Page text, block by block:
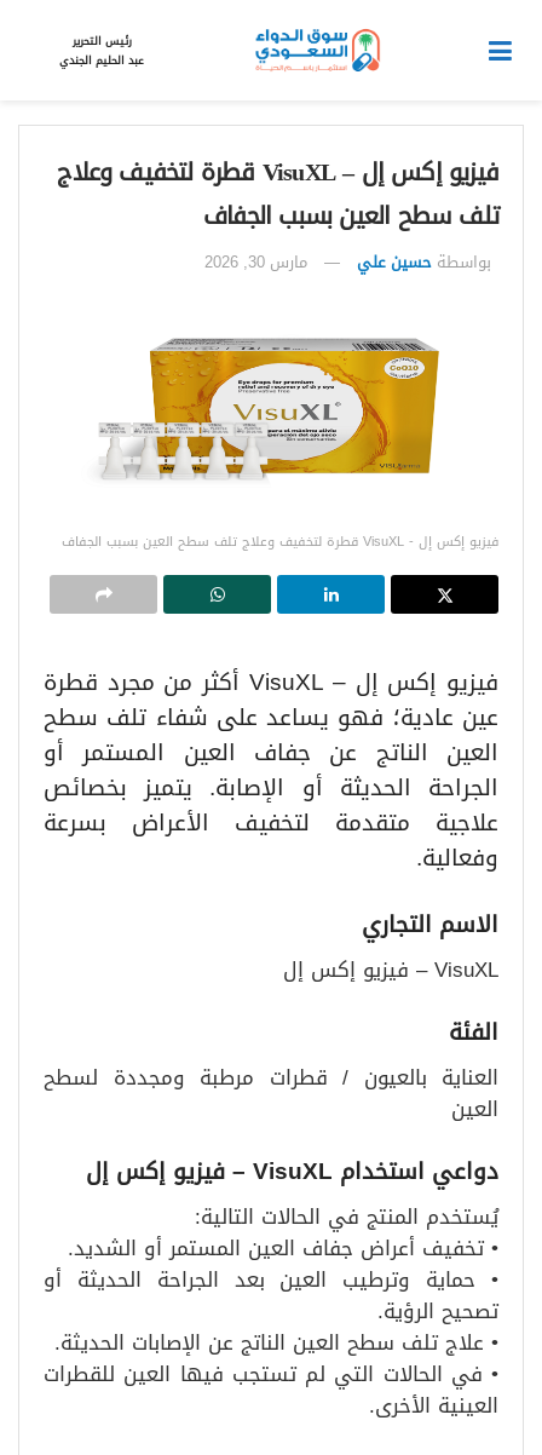
رئيس التحرير
عبد الحليم الجندي
فيزيو إكس إل – VisuXL قطرة لتخفيف وعلاج
تلف سطح العين بسبب الجفاف
بواسطة حسين علي مارس 30, 2026
فيزيو إكس إل - VisuXL قطرة لتخفيف وعلاج تلف سطح العين بسبب الجفاف
فيزيو إكس إل – VisuXL أكثر من مجرد قطرة
عين عادية؛ فهو يساعد على شفاء تلف سطح
العين الناتج عن جفاف العين المستمر أو
الجراحة الحديثة أو الإصابة. يتميز بخصائص
علاجية متقدمة لتخفيف الأعراض بسرعة
وفعالية.
الاسم التجاري
VisuXL – فيزيو إكس إل
الفئة
العناية بالعيون / قطرات مرطبة ومجددة لسطح
العين
دواعي استخدام فيزيو إكس إل
يُستخدم المنتج في الحالات التالية:
• تخفيف أعراض جفاف العين المستمر أو الشديد.
• حماية وترطيب العين بعد الجراحة الحديثة أو
تصحيح الرؤية.
• علاج تلف سطح العين الناتج عن الإصابات الحديثة.
• في الحالات التي لم تستجب فيها العين للقطرات
العينية الأخرى.